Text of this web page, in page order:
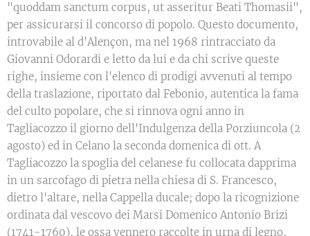
"quoddam sanctum corpus, ut asseritur Beati Thomasii",
per assicurarsi il concorso di popolo. Questo documento,
introvabile al d'Alençon, ma nel 1968 rintracciato da
Giovanni Odorardi e letto da lui e da chi scrive queste
righe, insieme con l'elenco di prodigi avvenuti al tempo
della traslazione, riportato dal Febonio, autentica la fama
del culto popolare, che si rinnova ogni anno in
Tagliacozzo il giorno dell'Indulgenza della Porziuncola (2
agosto) ed in Celano la seconda domenica di ott. A
Tagliacozzo la spoglia del celanese fu collocata dapprima
in un sarcofago di pietra nella chiesa di S. Francesco,
dietro l'altare, nella Cappella ducale; dopo la ricognizione
ordinata dal vescovo dei Marsi Domenico Antonio Brizi
(1741-1760), le ossa vennero raccolte in urna di legno,